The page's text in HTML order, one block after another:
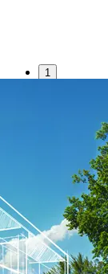
1
Vi skapar
Heidelberg
levererar
grunden till det
på platsgjuten
metoder och
möta kundernas